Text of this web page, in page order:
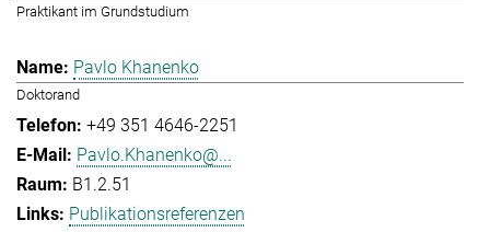
Praktikant im Grundstudium
Pavlo Khanenko
Doktorand
+49 351 4646-2251
Pavlo.Khanenko@...
B1.2.51
Publikationsreferenzen